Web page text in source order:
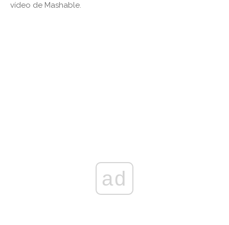
vídeo de Mashable.
ad